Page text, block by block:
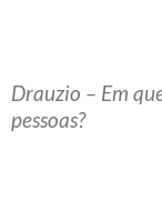
Drauzio – Em
pessoas?